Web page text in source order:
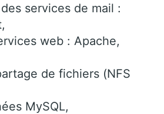
services de mail :
web : Apache,
de fichiers (NFS
MySQL,